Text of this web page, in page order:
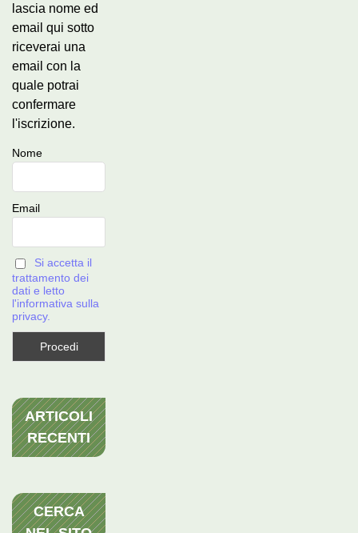
lascia nome ed
email qui sotto
riceverai una
email con la
quale potrai
confermare
l'iscrizione.
Nome
Email
Si accetta il
trattamento dei
dati e letto
l'informativa sulla
privacy.
ARTICOLI
RECENTI
CERCA